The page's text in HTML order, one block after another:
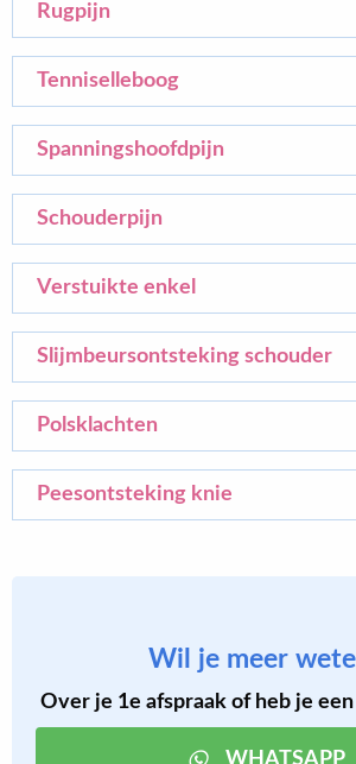
Rugpijn
Tenniselleboog
Spanningshoofdpijn
Schouderpijn
Verstuikte enkel
Slijmbeursontsteking schouder
Polsklachten
Peesontsteking knie
Wil je meer
Over je 1e afspraak of heb je
WHATSAPP